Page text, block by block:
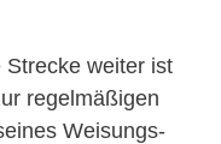
weiter ist
regelmäßigen
Weisungs-